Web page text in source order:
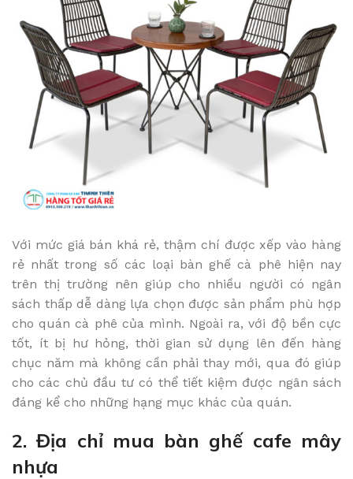
Với mức giá bán khá rẻ, thậm chí được xếp vào hàng
rẻ nhất trong số các loại bàn ghế cà phê hiện nay
trên thị trường nên giúp cho nhiều người có ngân
sách thấp dễ dàng lựa chọn được sản phẩm phù hợp
cho quán cà phê của mình. Ngoài ra, với độ bền cực
tốt, ít bị hư hỏng, thời gian sử dụng lên đến hàng
chục năm mà không cần phải thay mới, qua đó giúp
cho các chủ đầu tư có thể tiết kiệm được ngân sách
đáng kể cho những hạng mục khác của quán.
2. Địa chỉ mua bàn ghế cafe mây
nhựa